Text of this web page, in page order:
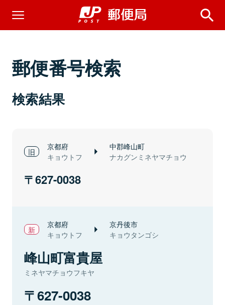
郵便番号検索
検索結果
京都府
キョウトフ
中郡峰山町
ナカグンミネヤマチョウ
627-0038
京都府
キョウトフ
京丹後市
キョウタンゴシ
峰山町富貴屋
ミネヤマチョウフキヤ
627-0038